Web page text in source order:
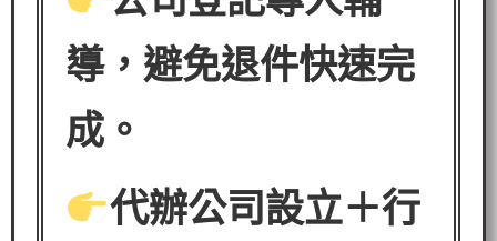
導，避免退件快速完
成。
代辦公司設立＋行